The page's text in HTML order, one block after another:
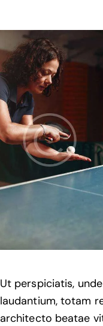
Ut perspiciatis,
laudantium, totam
architecto beatae